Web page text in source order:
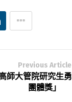
Previous Article
師大管院研究生
團體獎」